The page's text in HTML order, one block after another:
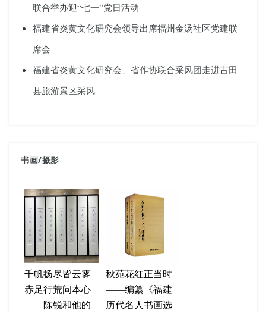
联合举办迎“七一”党日活动
福建省炎黄文化研究会领导出席福州金汤社区党建联
席会
福建省炎黄文化研究会、省作协联合采风团走进古田
县旅游景区采风
书画/摄影
千帆扬尽皆云雾
赤足行荒问本心
——陈锐和他的
秋苑花红正当时
——编纂《福建
历代名人书画选